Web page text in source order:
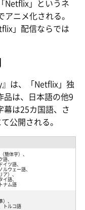
Netflix」というネ
ニメ化される。
」配信ならでは
』は、「Netflix」独
品は、日本語の他9
幕は25カ国語、さ
公開される。
簡体字）、
、
ツ語、
ウェー語、
）、
語、
ナム語
、
トルコ語